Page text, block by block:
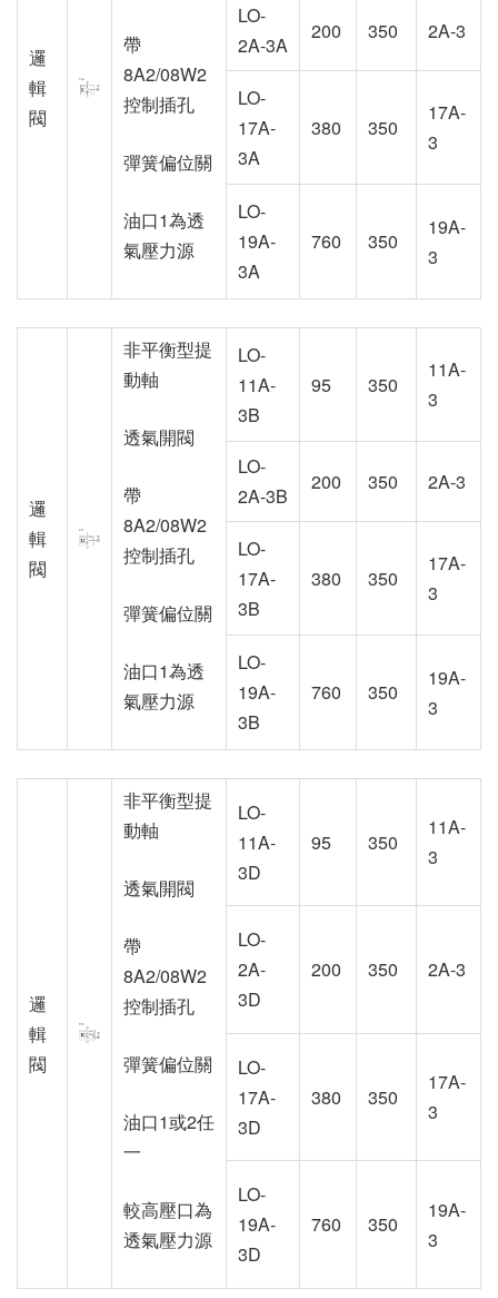
邏
輯
閥
帶
8A2/08W2
控制插孔
彈簧偏位關
油口1為透
氣壓力源
LO-
2A-3A
200 350 2A-3
LO-
17A-
3A
380 350
17A-
3
LO-
19A-
3A
760 350
19A-
3
邏
輯
閥
非平衡型提
動軸
透氣開閥
帶
8A2/08W2
控制插孔
彈簧偏位關
油口1為透
氣壓力源
LO-
11A-
3B
95 350
11A-
3
LO-
2A-3B
200 350 2A-3
LO-
17A-
3B
380 350
17A-
3
LO-
19A-
3B
760 350
19A-
3
邏
輯
閥
非平衡型提
動軸
透氣開閥
帶
8A2/08W2
控制插孔
彈簧偏位關
油口1或2任
一
較高壓口為
透氣壓力源
LO-
11A-
3D
95 350
11A-
3
LO-
2A-
3D
200 350 2A-3
LO-
17A-
3D
380 350
17A-
3
LO-
19A-
3D
760 350
19A-
3